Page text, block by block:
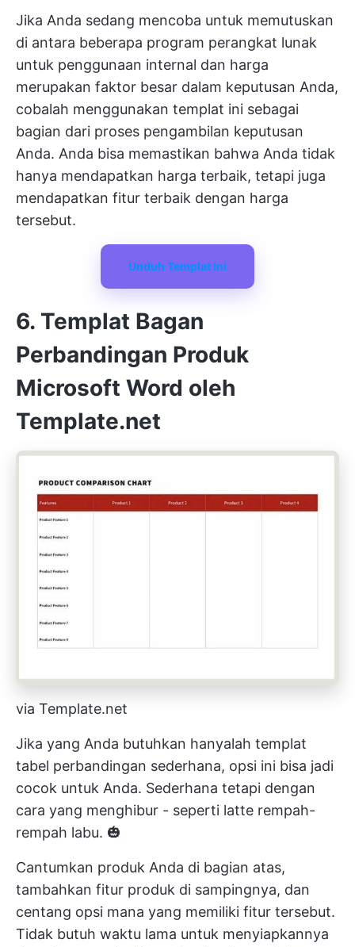
Jika Anda sedang mencoba untuk memutuskan
di antara beberapa program perangkat lunak
untuk penggunaan internal dan harga
merupakan faktor besar dalam keputusan Anda,
cobalah menggunakan templat ini sebagai
bagian dari proses pengambilan keputusan
Anda. Anda bisa memastikan bahwa Anda tidak
hanya mendapatkan harga terbaik, tetapi juga
mendapatkan fitur terbaik dengan harga
tersebut.
Unduh Templat Ini
6. Templat Bagan
Perbandingan Produk
Microsoft Word oleh
Template.net
via Template.net
Jika yang Anda butuhkan hanyalah templat
tabel perbandingan sederhana, opsi ini bisa jadi
cocok untuk Anda. Sederhana tetapi dengan
cara yang menghibur - seperti latte rempah-
rempah labu. 🎃
Cantumkan produk Anda di bagian atas,
tambahkan fitur produk di sampingnya, dan
centang opsi mana yang memiliki fitur tersebut.
Tidak butuh waktu lama untuk menyiapkannya